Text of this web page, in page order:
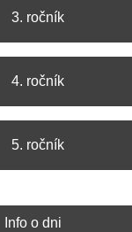
3. ročník
4. ročník
5. ročník
Info o dni